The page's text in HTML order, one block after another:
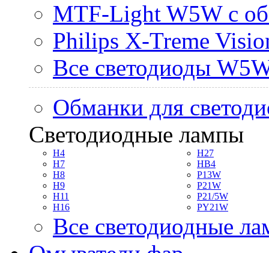
MTF-Light W5W с
Philips X-Treme
Все светодиоды
Обманки для
Светодиодные лампы
H4
H7
H8
H9
H11
H16
H27
HB4
P13W
P21W
P21/5W
PY21W
Все светодиодные